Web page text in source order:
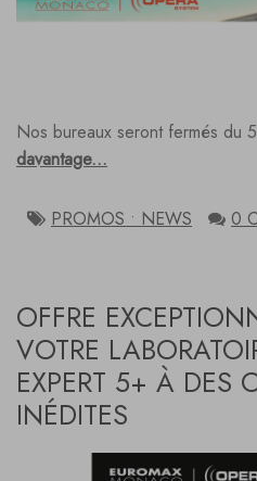
Nos bureaux seront fermés du
davantage...
PROMOS • NEWS 0
OFFRE
VOTRE
EXPERT 5+ À DES
INÉDITES